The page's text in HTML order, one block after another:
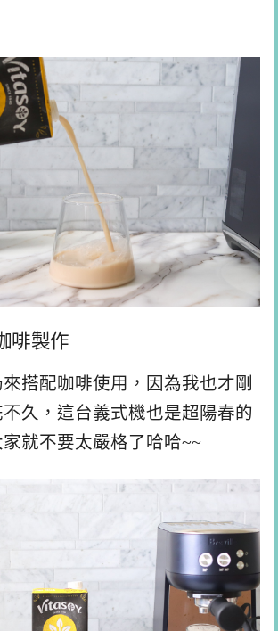
啡製作
搭配咖啡使用，因為我也才剛
久，這台義式機也是超陽春的
就不要太嚴格了哈哈~~